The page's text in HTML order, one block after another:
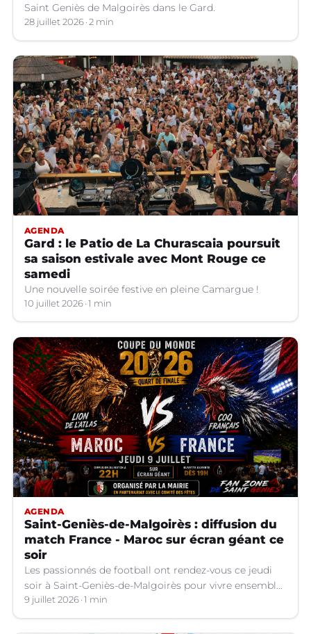
Saint Geniès de Malgoirès dans le Gard.
28 juillet 2026 2 min
AGENDA
Gard : le Patio de La Churascaia poursuit
sa saison estivale avec Mont Rouge ce
samedi
Une nouvelle soirée festive en pleine Camargue !
10 juillet 2026 1 min
AGENDA
Saint-Geniès-de-Malgoirès : diffusion du
match France - Maroc sur écran géant ce
soir
Les passionnés de football ont rendez-vous ce jeudi
soir à Saint-Geniès-de-Malgoirès pour vivre ensemble
l'un des temps forts de la Coupe du Monde 2026.
9 juillet 2026 1 min